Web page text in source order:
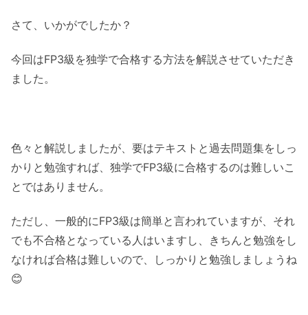
さて、いかがでしたか？
今回はFP3級を独学で合格する方法を解説させていただき
ました。
色々と解説しましたが、要はテキストと過去問題集をしっ
かりと勉強すれば、独学でFP3級に合格するのは難しいこ
とではありません。
ただし、一般的にFP3級は簡単と言われていますが、それ
でも不合格となっている人はいますし、きちんと勉強をし
なければ合格は難しいので、しっかりと勉強しましょうね
😊